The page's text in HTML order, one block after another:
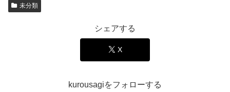
未分類
シェアする
X
kurousagiをフォローする